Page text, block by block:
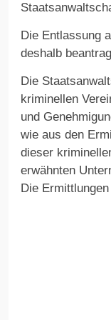
Die Entlassung
deshalb
Die
kriminellen
und
wie aus den
dieser
erwähnten
Die